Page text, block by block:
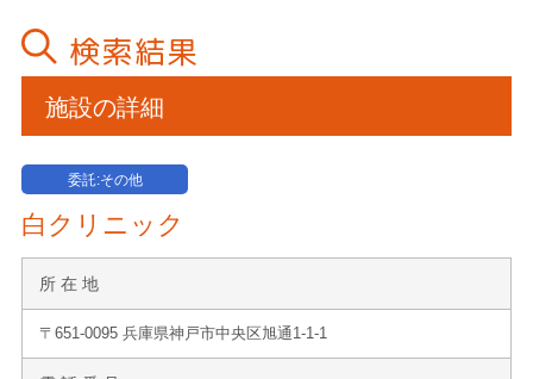
検索結果
施設の詳細
委託:その他
白クリニック
所 在 地
〒651-0095 兵庫県神戸市中央区旭通1-1-1